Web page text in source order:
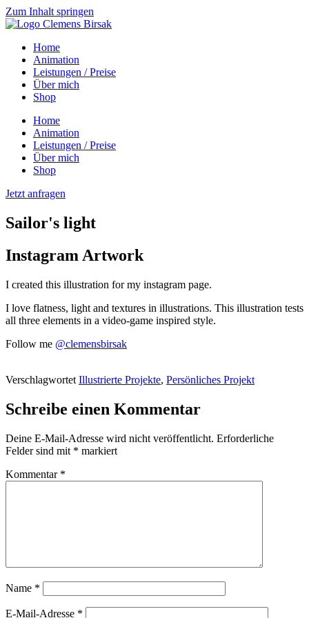
Zum Inhalt springen
Home
Animation
Leistungen / Preise
Über mich
Shop
Home
Animation
Leistungen / Preise
Über mich
Shop
Jetzt anfragen
Sailor's light
Instagram Artwork
I created this illustration for my instagram page.
I love flatness, light and textures in illustrations. This illustration tests
all three elements in a video-game inspired style.
Follow me @clemensbirsak
Verschlagwortet Illustrierte Projekte, Persönliches Projekt
Schreibe einen Kommentar
Deine E-Mail-Adresse wird nicht veröffentlicht. Erforderliche
Felder sind mit * markiert
Kommentar *
Name *
E-Mail-Adresse *